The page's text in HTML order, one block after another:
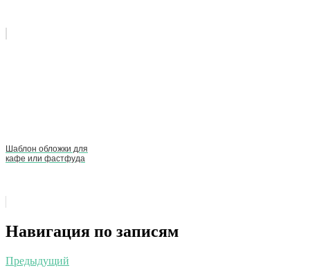
Шаблон обложки для
кафе или фастфуда
Навигация по записям
Предыдущий